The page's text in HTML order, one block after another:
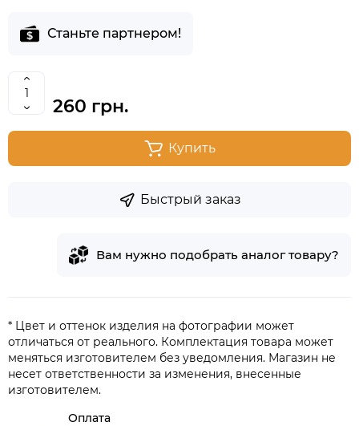
Станьте партнером!
260 грн.
Купить
Быстрый заказ
Вам нужно подобрать аналог товару?
* Цвет и оттенок изделия на фотографии может
отличаться от реального. Комплектация товара может
меняться изготовителем без уведомления. Магазин не
несет ответственности за изменения, внесенные
изготовителем.
Оплата